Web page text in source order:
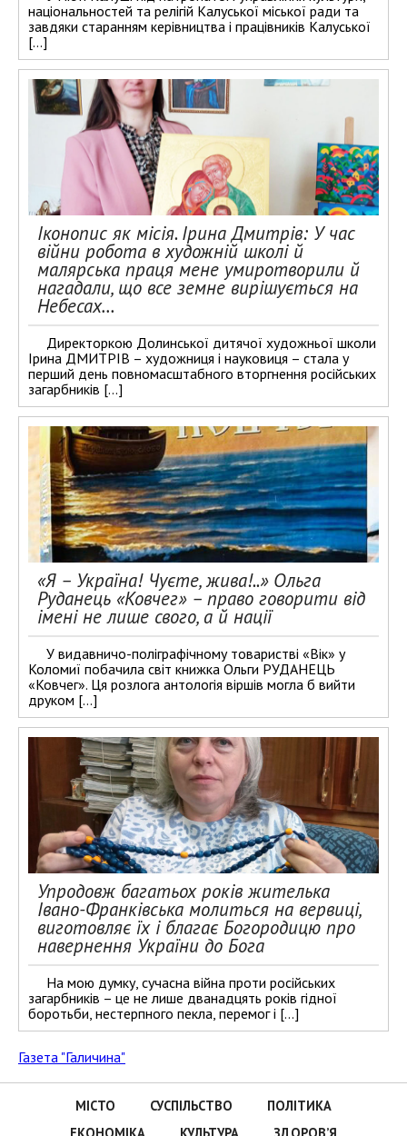
національностей та релігій Калуської міської ради та
завдяки старанням керівництва і працівників Калуської
[…]
Іконопис як місія. Ірина Дмитрів: У час
війни робота в художній школі й
малярська праця мене умиротворили й
нагадали, що все земне вирішується на
Небесах…
Директоркою Долинської дитячої художньої школи
Ірина ДМИТРІВ – художниця і науковиця – стала у
перший день повномасштабного вторгнення російських
загарбників […]
«Я – Україна! Чуєте, жива!..» Ольга
Руданець «Ковчег» – право говорити від
імені не лише свого, а й нації
У видавничо-поліграфічному товаристві «Вік» у
Коломиї побачила світ книжка Ольги РУДАНЕЦЬ
«Ковчег». Ця розлога антологія віршів могла б вийти
друком […]
Упродовж багатьох років жителька
Івано-Франківська молиться на вервиці,
виготовляє їх і благає Богородицю про
навернення України до Бога
На мою думку, сучасна війна проти російських
загарбників – це не лише дванадцять років гідної
боротьби, нестерпного пекла, перемог і […]
Газета "Галичина"
МІСТО СУСПІЛЬСТВО
ПОЛІТИКА